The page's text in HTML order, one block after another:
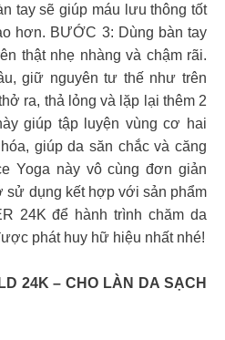
tay sẽ giúp máu lưu thông tốt
hơn. BƯỚC 3: Dùng bàn tay
thật nhẹ nhàng và chậm rãi.
giữ nguyên tư thế như trên
ra, thả lỏng và lặp lại thêm 2
giúp tập luyện vùng cơ hai
giúp da săn chắc và căng
Yoga này vô cùng đơn giản
sử dụng kết hợp với sản phẩm
24K để hành trình chăm da
phát huy hữ hiệu nhất nhé!
24K – CHO LÀN DA SẠCH